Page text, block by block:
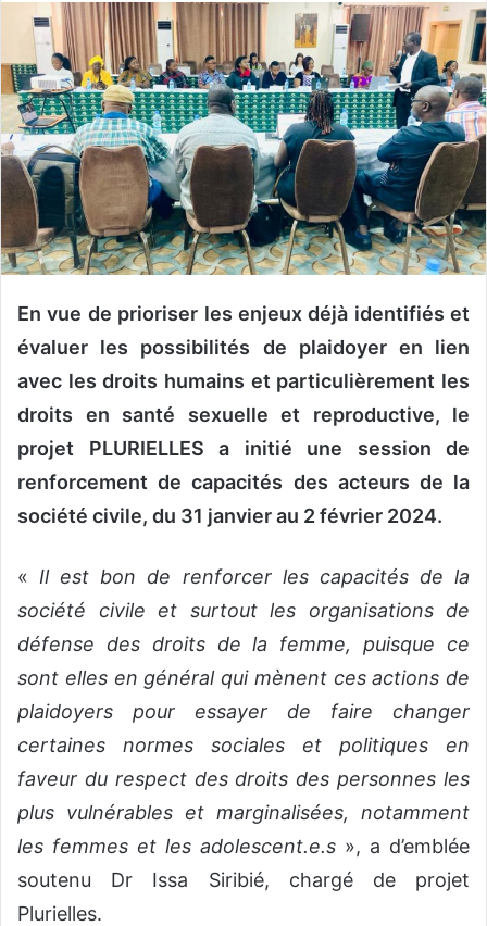
o
e
r
u
n
c
o
u
r
r
e
l
En vue de prioriser les enjeux déjà identifiés et
évaluer les possibilités de plaidoyer en lien
avec les droits humains et particulièrement les
droits en santé sexuelle et reproductive, le
projet PLURIELLES a initié une session de
renforcement de capacités des acteurs de la
société civile, du 31 janvier au 2 février 2024.
« Il est bon de renforcer les capacités de la
société civile et surtout les organisations de
défense des droits de la femme, puisque ce
sont elles en général qui mènent ces actions de
plaidoyers pour essayer de faire changer
certaines normes sociales et politiques en
faveur du respect des droits des personnes les
plus vulnérables et marginalisées, notamment
les femmes et les adolescent.e.s », a d’emblée
soutenu Dr Issa Siribié, chargé de projet
Plurielles.